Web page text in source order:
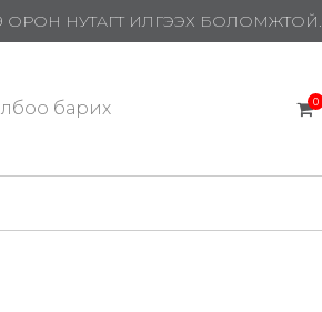
ОРОН НУТАГТ ИЛГЭЭХ БОЛОМЖТОЙ.
барих 0